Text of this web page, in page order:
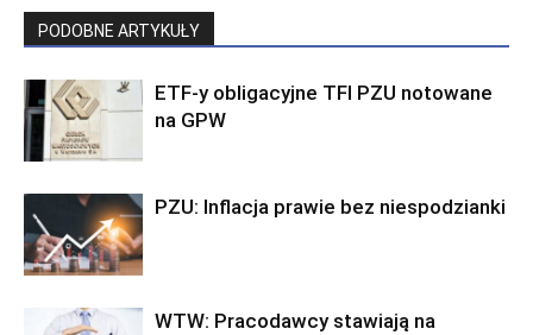
PODOBNE ARTYKUŁY
ETF-y obligacyjne TFI PZU notowane
na GPW
PZU: Inflacja prawie bez niespodzianki
WTW: Pracodawcy stawiają na